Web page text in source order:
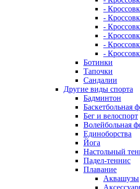
-
-
-
-
-
-
Ботинки
Тапочки
Сандалии
Другие виды спорта
Бадминтон
Баскетбольная
Бег и велоспорт
Волейбольная
Единоборства
Йога
Настольный
Падел-теннис
Плавание
Аквашузы